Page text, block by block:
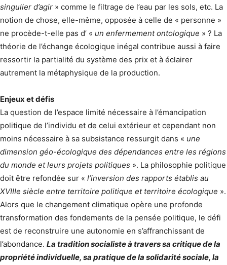
singulier d’agir » comme le filtrage de l’eau par les sols, etc. La
notion de chose, elle-même, opposée à celle de « personne »
ne procède-t-elle pas d’ « un enfermement ontologique » ? La
théorie de l’échange écologique inégal contribue aussi à faire
ressortir la partialité du système des prix et à éclairer
autrement la métaphysique de la production.
Enjeux et défis
La question de l’espace limité nécessaire à l’émancipation
politique de l’individu et de celui extérieur et cependant non
moins nécessaire à sa subsistance ressurgit dans « une
dimension géo-écologique des dépendances entre les régions
du monde et leurs projets politiques ». La philosophie politique
doit être refondée sur « l’inversion des rapports établis au
XVIIIe siècle entre territoire politique et territoire écologique ».
Alors que le changement climatique opère une profonde
transformation des fondements de la pensée politique, le défi
est de reconstruire une autonomie en s’affranchissant de
l’abondance. La tradition socialiste à travers sa critique de la
propriété individuelle, sa pratique de la solidarité sociale, la